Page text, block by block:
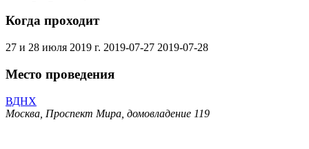
Когда проходит
27 и 28 июля 2019 г. 2019-07-27 2019-07-28
Место проведения
ВДНХ
Москва, Проспект Мира, домовладение 119